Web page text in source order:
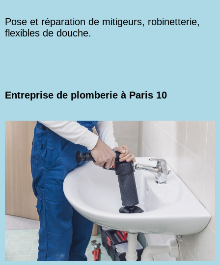
Pose et réparation de mitigeurs, robinetterie,
flexibles de douche.
Entreprise de plomberie à Paris 10